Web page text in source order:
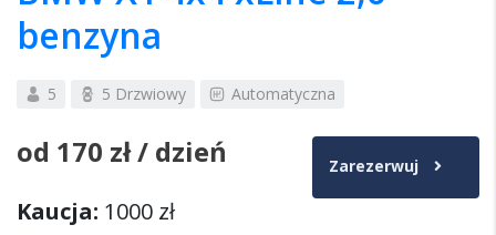
benzyna
5 5 Drzwiowy Automatyczna
od 170 zł/ dzień Zarezerwuj
Kaucja: 1000 zł